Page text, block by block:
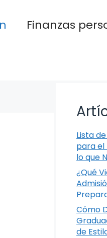
Finanzas
Lista
para el
lo que
¿Qué
Cómo
de